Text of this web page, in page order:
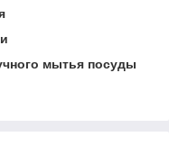
мытья посуды